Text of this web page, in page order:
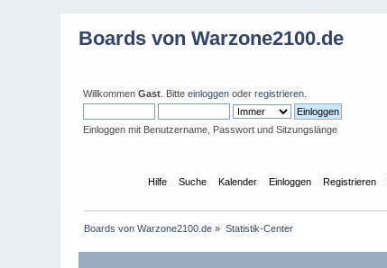
Boards von Warzone2100.de
WillkommenGast . Bitteeinloggen oderregistrieren
Einloggen mit Benutzername, Passwort und Sitzungslänge
Hilfe Suche Kalender Einloggen Registrieren
Boards von Warzone2100.de » Statistik-Center